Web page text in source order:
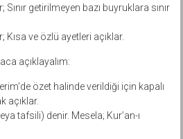
getirilmeyen bazı buyruklara sınır
ve özlü ayetleri açıklar.
açıklayalım:
özet halinde verildiği için kapalı
açıklar.
tafsili) denir. Mesela; Kur’an-ı